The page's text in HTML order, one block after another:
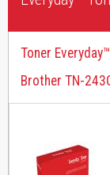
Toner
Brother TN-